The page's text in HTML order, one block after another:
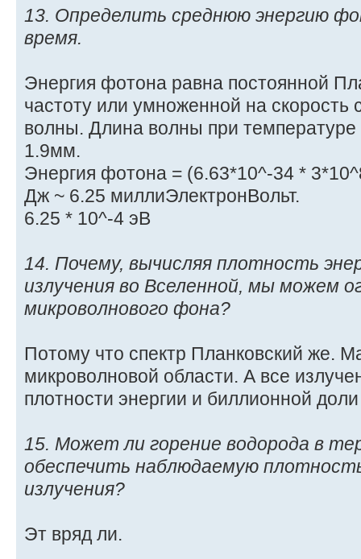
13. Определить среднюю энергию
время.
Энергия фотона равна постоянной
частоту или умноженной на скорость
волны. Длина волны при
1.9мм.
Энергия фотона = (6.63*10^-34 *
Дж ~ 6.25 миллиЭлектронВольт.
6.25 * 10^-4 эВ
14. Почему, вычисляя плотность
излучения во Вселенной, мы можем
микроволнового фона?
Потому что спектр Планковский же.
микроволновой области. А все
плотности энергии и биллионной
15. Может ли горение водорода в
обеспечить наблюдаемую
излучения?
Эт вряд ли.